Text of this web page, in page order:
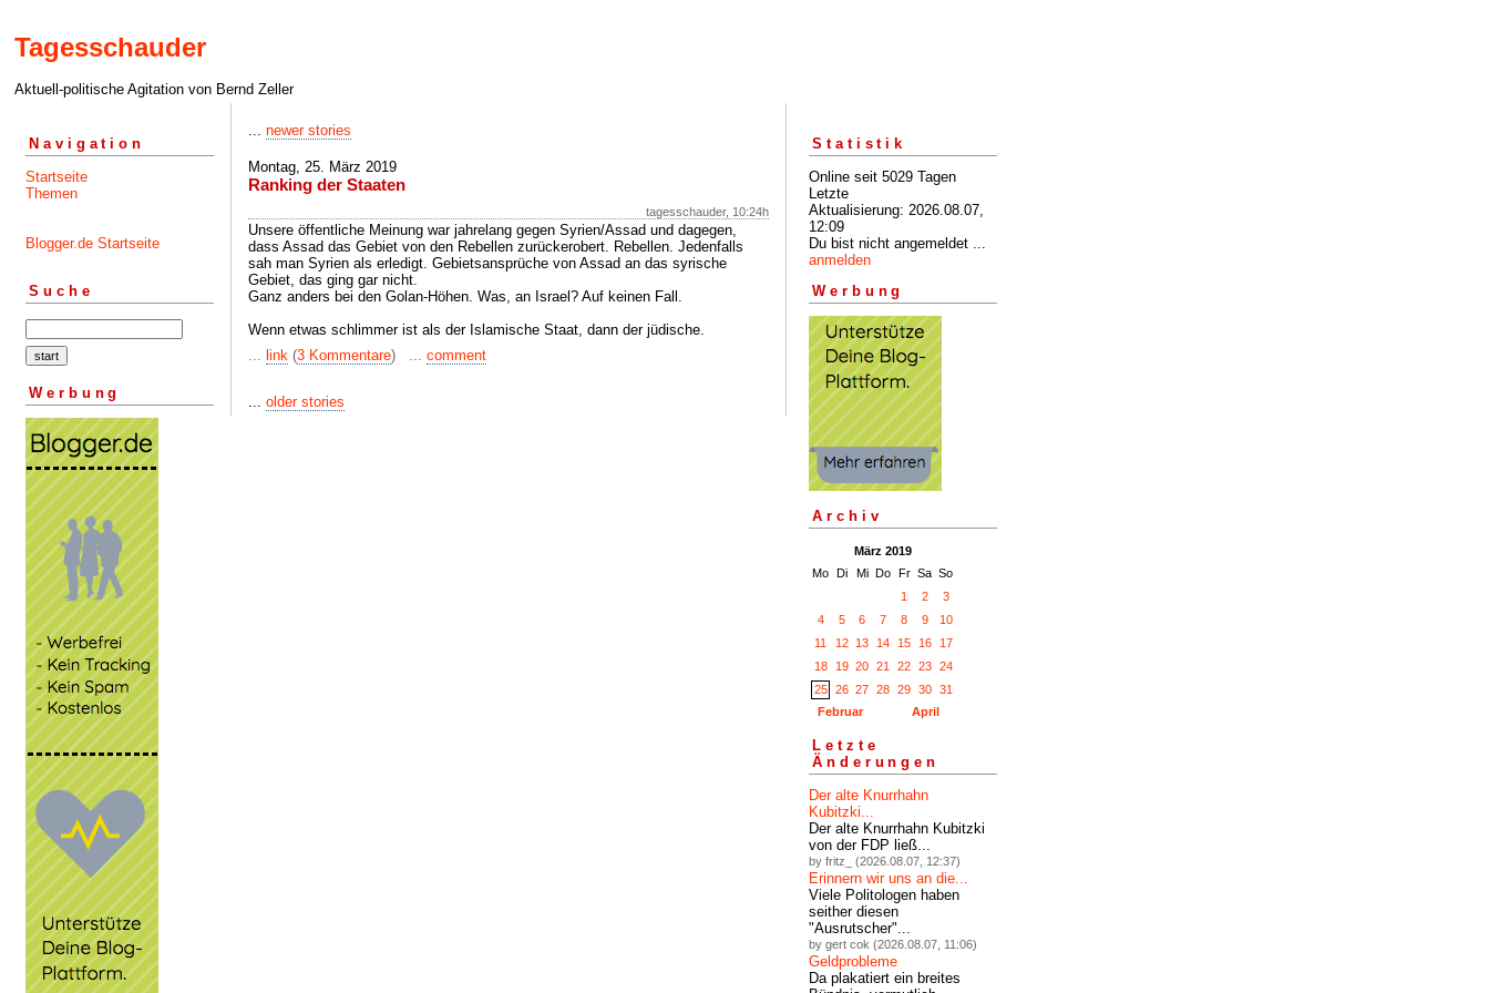
Tagesschauder
Aktuell-politische Agitation von Bernd Zeller
Navigation
Startseite
Themen
Blogger.de Startseite
Suche
Werbung
... newer stories
Montag, 25. März 2019
Ranking der Staaten
tagesschauder, 10:24h
Unsere öffentliche Meinung war jahrelang gegen Syrien/Assad und dagegen,
dass Assad das Gebiet von den Rebellen zurückerobert. Rebellen. Jedenfalls
sah man Syrien als erledigt. Gebietsansprüche von Assad an das syrische
Gebiet, das ging gar nicht.
Ganz anders bei den Golan-Höhen. Was, an Israel? Auf keinen Fall.
Wenn etwas schlimmer ist als der Islamische Staat, dann der jüdische.
... link (3 Kommentare) ... comment
... older stories
Statistik
Online seit 5029 Tagen
Letzte
Aktualisierung: 2026.08.07,
12:09
Du bist nicht angemeldet ...
anmelden
Werbung
Archiv
März 2019
Mo Di Mi Do Fr Sa So
1
2
3
4
5 6 7 8 9
10
11
12 13 14 15 16
17
18
19 20 21 22 23
24
25
26 27 28 29 30
31
Februar
April
Letzte
Änderungen
Der alte Knurrhahn
Kubitzki...
Der alte Knurrhahn Kubitzki
von der FDP ließ...
by fritz_ (2026.08.07, 12:37)
Erinnern wir uns an die...
Viele Politologen haben
seither diesen
"Ausrutscher"...
by gert cok (2026.08.07, 11:06)
Geldprobleme
Da plakatiert ein breites